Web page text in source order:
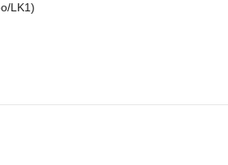
LK1)